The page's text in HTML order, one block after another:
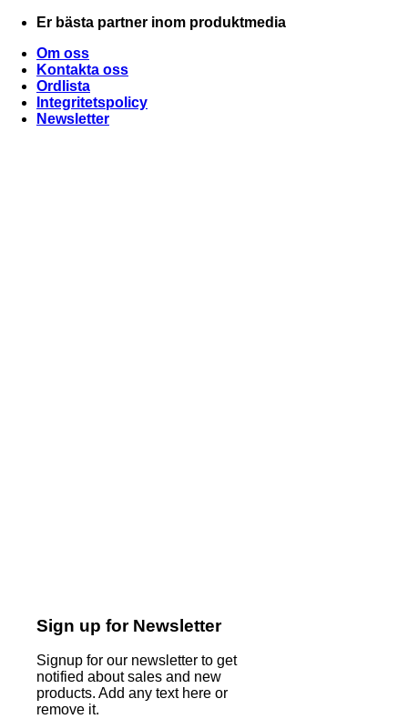
Skip
content
Er bästa partner inom produktmedia
Om oss
Kontakta oss
Ordlista
Integritetspolicy
Newsletter
Sign up for Newsletter
Signup for our newsletter to get
notified about sales and new
products. Add any text here or
remove it.